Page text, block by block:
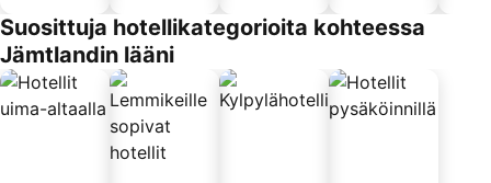
Suosittuja hotellikategorioita kohteessa
Jämtlandin lääni